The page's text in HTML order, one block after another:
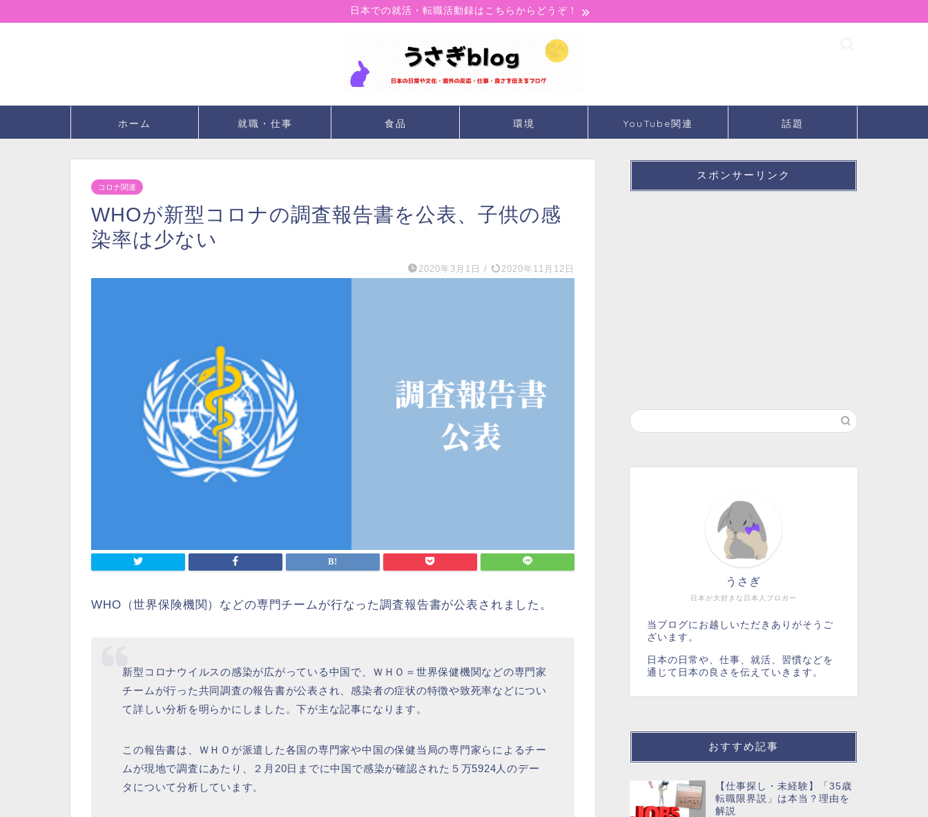
日本での就活・転職活動録はこちらからどうぞ！
ホーム 就職・仕事 食品 環境 YouTube関連 話題
コロナ関連
WHOが新型コロナの調査報告書を公表、子供の感
染率は少ない
2020年3月1日 / 2020年11月12日
WHO（世界保険機関）などの専門チームが行なった調査報告書が公表されました。
新型コロナウイルスの感染が広がっている中国で、ＷＨＯ＝世界保健機関などの専門家
チームが行った共同調査の報告書が公表され、感染者の症状の特徴や致死率などについ
て詳しい分析を明らかにしました。下が主な記事になります。
この報告書は、ＷＨＯが派遣した各国の専門家や中国の保健当局の専門家らによるチー
ムが現地で調査にあたり、２月20日までに中国で感染が確認された５万5924人のデー
タについて分析しています。
スポンサーリンク
日本が大好きな日本人ブロガー
うさぎ
当ブログにお越しいただきありがそうご
ざいます。
日本の日常や、仕事、就活、習慣などを
通じて日本の良さを伝えていきます。
おすすめ記事
【仕事探し・未経験】「35歳
転職限界説」は本当？理由を
解説